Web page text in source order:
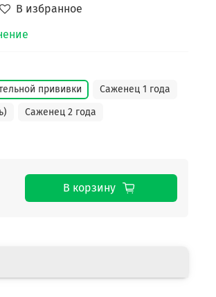
В избранное
прививки
Саженец 1 года
Саженец 2 года
В корзину